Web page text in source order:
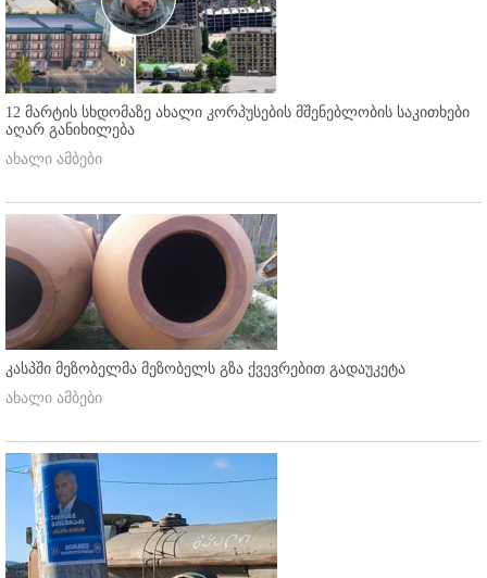
12 მარტის სხდომაზე ახალი კორპუსების მშენებლობის საკითხები
აღარ განიხილება
ახალი ამბები
კასპში მეზობელმა მეზობელს გზა ქვევრებით გადაუკეტა
ახალი ამბები